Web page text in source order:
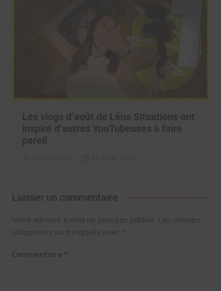
Les vlogs d’août de Léna Situations ont
inspiré d’autres YouTubeuses à faire
pareil
Laisser un commentaire
Votre adresse e-mail ne sera pas publiée. Les champs
obligatoires sont indiqués avec *
Commentaire *